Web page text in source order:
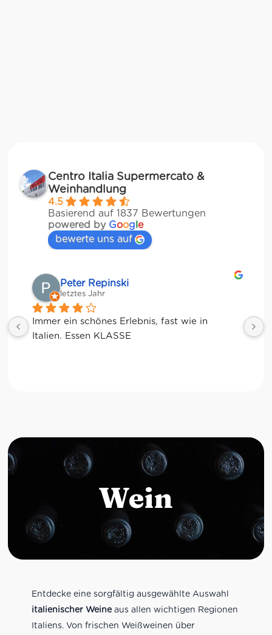
Centro Italia Supermercato &
Weinhandlung
4.5
Basierend auf 1837 Bewertungen
powered by Google
bewerte uns auf
Matze
letztes Jahr
Wein
Entdecke eine sorgfältig ausgewählte Auswahl
italienischer Weineaus allen wichtigen Regionen
Italiens. Von frischen Weißweinen über